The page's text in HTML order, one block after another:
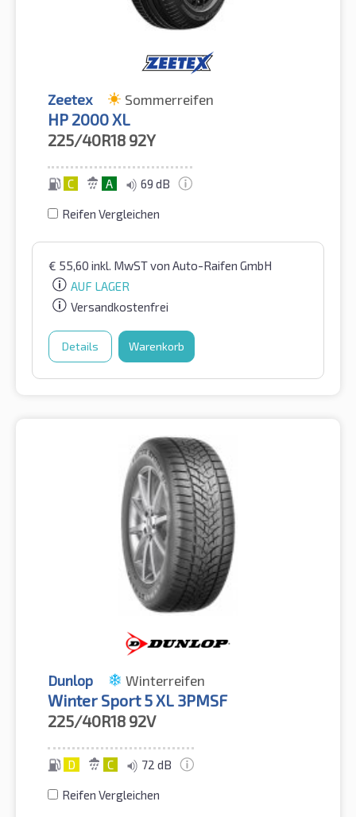
Zeetex Sommerreifen
HP 2000 XL
225/40R18 92Y
C A 69 dB
Reifen Vergleichen
€ 55,60 inkl. MwSTvon Auto-Raifen GmbH
AUF LAGER
Versandkostenfrei
Details Warenkorb
Dunlop Winterreifen
Winter Sport 5 XL 3PMSF
225/40R18 92V
D C 72 dB
Reifen Vergleichen